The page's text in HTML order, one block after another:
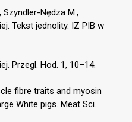
Szyndler-Nędza M.,
Tekst jednolity. IZ PIB w
Przegl. Hod. 1, 10–14.
fibre traits and myosin
White pigs. Meat Sci.